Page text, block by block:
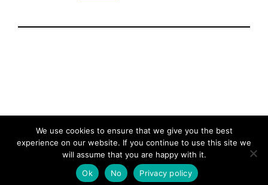
Wie soll ich Stolz präsentiert vonWordPress
We use cookies to ensure that we give you the best
experience on our website. If you continue to use this site we
will assume that you are happy with it.
Ok
No Privacy policy